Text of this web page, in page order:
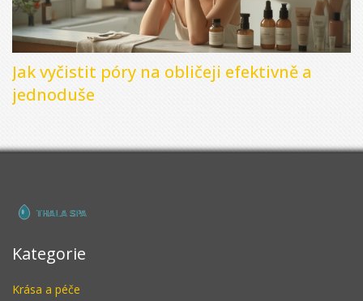
Jak vyčistit póry na obličeji efektivně a
jednoduše
Kategorie
Krása a péče